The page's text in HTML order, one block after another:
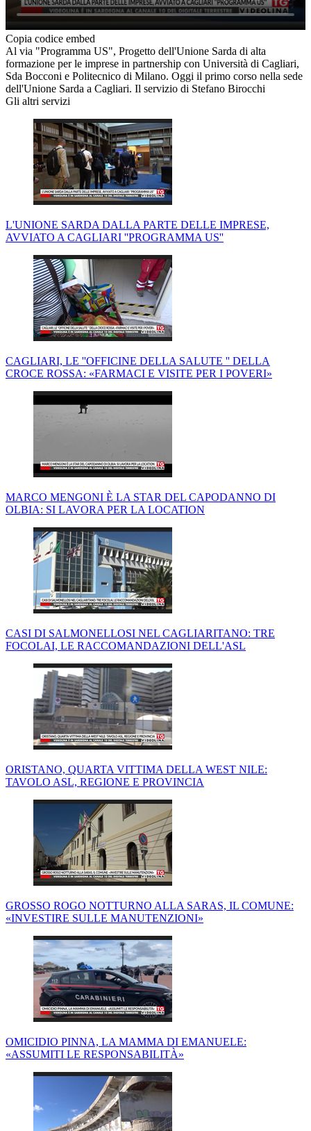
Copia codice embed
Al via "Programma US", Progetto dell'Unione Sarda di alta
formazione per le imprese in partnership con Università di Cagliari,
Sda Bocconi e Politecnico di Milano. Oggi il primo corso nella sede
dell'Unione Sarda a Cagliari. Il servizio di Stefano Birocchi
Gli altri servizi
L'UNIONE SARDA DALLA PARTE DELLE IMPRESE,
AVVIATO A CAGLIARI ''PROGRAMMA US''
CAGLIARI, LE ''OFFICINE DELLA SALUTE '' DELLA
CROCE ROSSA: «FARMACI E VISITE PER I POVERI»
MARCO MENGONI È LA STAR DEL CAPODANNO DI
OLBIA: SI LAVORA PER LA LOCATION
CASI DI SALMONELLOSI NEL CAGLIARITANO: TRE
FOCOLAI, LE RACCOMANDAZIONI DELL'ASL
ORISTANO, QUARTA VITTIMA DELLA WEST NILE:
TAVOLO ASL, REGIONE E PROVINCIA
GROSSO ROGO NOTTURNO ALLA SARAS, IL COMUNE:
«INVESTIRE SULLE MANUTENZIONI»
OMICIDIO PINNA, LA MAMMA DI EMANUELE:
«ASSUMITI LE RESPONSABILITÀ»